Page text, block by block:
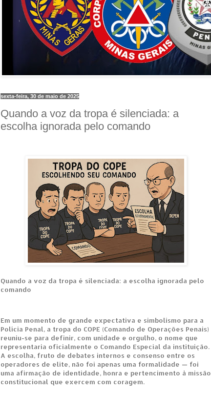
sexta-feira, 30 de maio de 2025
Quando a voz da tropa é silenciada: a
escolha ignorada pelo comando
Quando a voz da tropa é silenciada: a escolha ignorada pelo
comando
Em um momento de grande expectativa e simbolismo para a
Polícia Penal, a tropa do COPE (Comando de Operações Penais)
reuniu-se para definir, com unidade e orgulho, o nome que
representaria oficialmente o Comando Especial da instituição.
A escolha, fruto de debates internos e consenso entre os
operadores de elite, não foi apenas uma formalidade — foi
uma afirmação de identidade, honra e pertencimento à missão
constitucional que exercem com coragem.